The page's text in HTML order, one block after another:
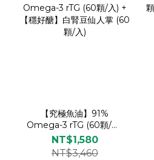
【究極魚油】91%
Omega-3 rTG (60顆/入)
+【穩好醣】白腎豆仙人掌
(60顆/入)
NT$1,580
NT$3,460